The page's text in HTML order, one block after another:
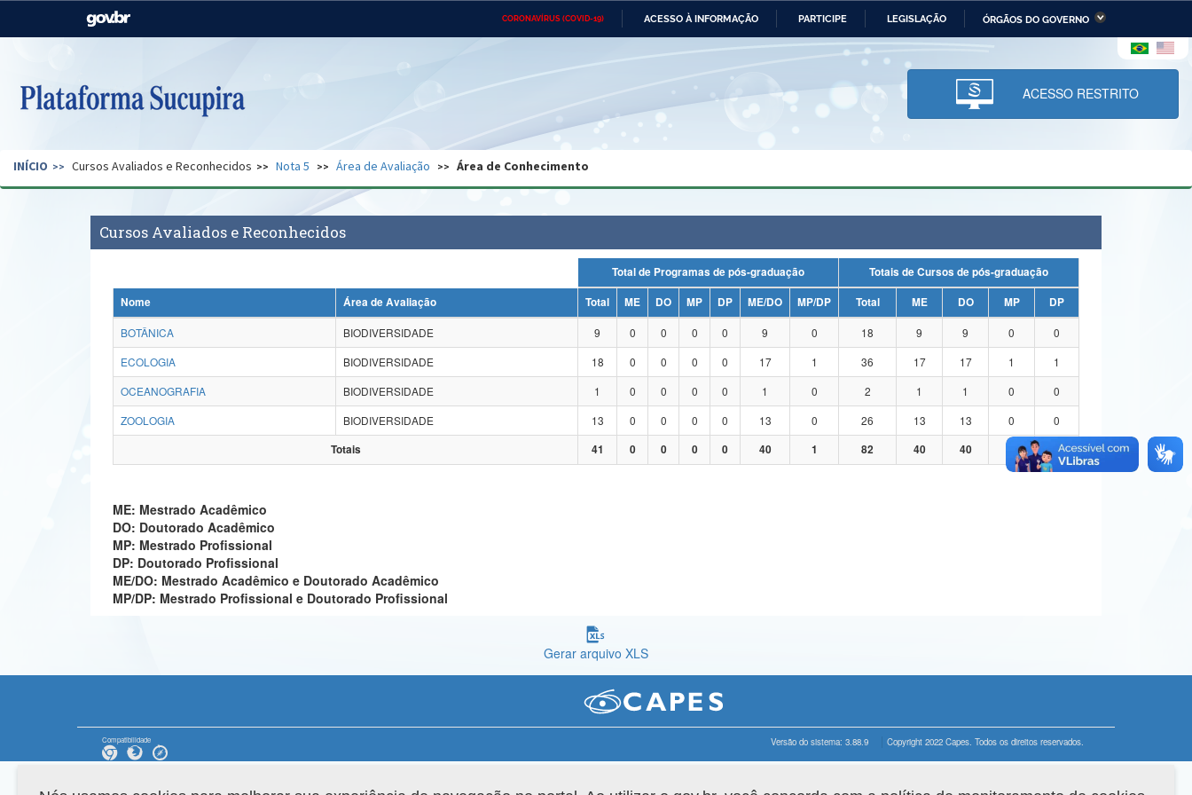
CORONAVÍRUS (COVID-19) ACESSO À INFORMAÇÃO PARTICIPE LEGISLAÇÃO ÓRGÃOS DO GOVERNO
Casa Civil Ministério das Relações Ministério da Economia Ministério da Infraestrutura
Pecuária e Abastecimento
Ministério da Ciência,
Tecnologia, Inovações e
Comunicações
Ministério do Desenvolvimento
Regional e dos Direitos Humanos
Secretaria de Governo Gabinete de Segurança Advocacia-Geral da União Banco Central do Brasil Planalto
ACESSO RESTRITO
INÍCIO Cursos Avaliados e Reconhecidos Nota 5 Área de Avaliação Área de Conhecimento
Cursos Avaliados e Reconhecidos
Total de Programas de pós-graduação
Totais de Cursos de pós-graduação
Nome
Área de Avaliação Total ME DO MP DP ME/DO MP/DP Total ME DO MP
DP
BOTÂNICA
BIODIVERSIDADE 9 0 0 0 0 9 0 18 9 9 0
0
ECOLOGIA
BIODIVERSIDADE 18 0 0 0 0 17 1 36 17 17 1
1
OCEANOGRAFIA
BIODIVERSIDADE 1 0 0 0 0 1 0 2 1 1 0
0
ZOOLOGIA
BIODIVERSIDADE 13 0 0 0 0 13 0 26 13 13 0
0
Totais
41 0 0 0 0 40 1 82 40 40 1
ME: Mestrado Acadêmico
DO: Doutorado Acadêmico
MP: Mestrado Profissional
DP: Doutorado Profissional
ME/DO: Mestrado Acadêmico e Doutorado Acadêmico
MP/DP: Mestrado Profissional e Doutorado Profissional
Gerar arquivo XLS
Compatibilidade Versão do sistema: 3.88.9 Copyright 2022 Capes. Todos os direitos reservados.